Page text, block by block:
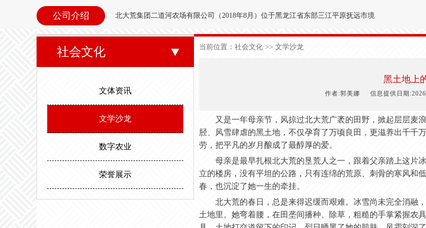
公司介绍 北大荒集团二道河农场有限公司（ 2018年8月 ） 位于黑龙江省东部三江平原抚远市境
内别拉洪河下游西岸。地理坐标为北纬47°35′～47°50′，东经134°00′～134°25′之间。
东以别拉洪河、南以二道河与八五九农场为界；西与前锋农场接壤；北与前哨农场毗
度，最高气温35.6度。年平均无霜期1 度，年降雨量590毫米。
社会文化
文体资讯
文学沙龙
数字农业
荣誉展示
当前位置： 社会文化 >> 文学沙龙
黑土地上
作者:郭美娜 信息提供日期
又是一年母亲节，风掠过北大荒广袤的田野，掀起层层麦
胫、风雪肆虐的黑土地，不仅孕育了万顷良田，更滋养出千千
劳，把平凡的岁月酿成了最醇厚的爱。
母亲是最早扎根北大荒的垦荒人之一，跟着父亲踏上这片
立的楼房，没有平坦的公路，只有连绵的荒原、刺骨的寒风和
春，也沉淀了她一生的牵挂。
北大荒的春日，总是来得迟缓而艰难。冰雪尚未完全消融
土地里。她弯着腰，在田垄间播种、除草，粗糙的手掌紧握农